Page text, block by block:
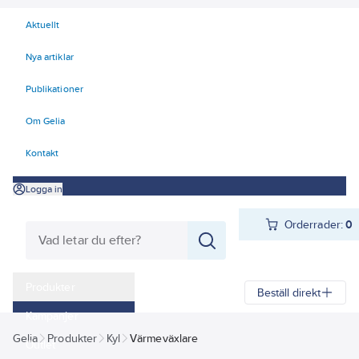
Aktuellt
Nya artiklar
Publikationer
Om Gelia
Kontakt
Logga in
Orderrader:0
Kampanjer
Outlet
Beställ direkt
Gelia Produkter Kyl Värmeväxlare